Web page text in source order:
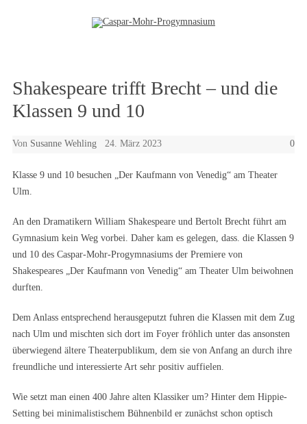
Shakespeare trifft Brecht – und die
Klassen 9 und 10
Von Susanne Wehling 24. März 2023 0
Klasse 9 und 10 besuchen „Der Kaufmann von Venedig“ am Theater
Ulm.
An den Dramatikern William Shakespeare und Bertolt Brecht führt am
Gymnasium kein Weg vorbei. Daher kam es gelegen, dass. die Klassen 9
und 10 des Caspar-Mohr-Progymnasiums der Premiere von
Shakespeares „Der Kaufmann von Venedig“ am Theater Ulm beiwohnen
durften.
Dem Anlass entsprechend herausgeputzt fuhren die Klassen mit dem Zug
nach Ulm und mischten sich dort im Foyer fröhlich unter das ansonsten
überwiegend ältere Theaterpublikum, dem sie von Anfang an durch ihre
freundliche und interessierte Art sehr positiv auffielen.
Wie setzt man einen 400 Jahre alten Klassiker um? Hinter dem Hippie-
Setting bei minimalistischem Bühnenbild er zunächst schon optisch